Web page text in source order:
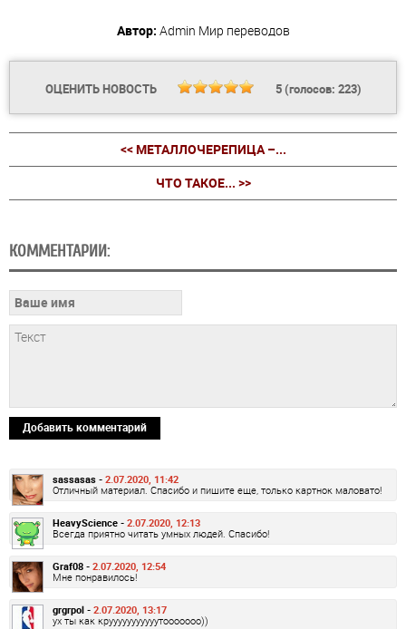
Автор: Admin Мир переводов
ОЦЕНИТЬ НОВОСТЬ 5(голосов: 223)
<< МЕТАЛЛОЧЕРЕПИЦА –...
ЧТО ТАКОЕ... >>
КОММЕНТАРИИ:
Добавить комментарий
sassasas - 2.07.2020, 11:42
Отличный материал. Спасибо и пишите еще, только картнок маловато!
HeavyScience - 2.07.2020, 12:13
Всегда приятно читать умных людей. Спасибо!
Graf08 - 2.07.2020, 12:54
Мне понравилось!
grgrpol - 2.07.2020, 13:17
ух ты как крууууууууууутооооооо))